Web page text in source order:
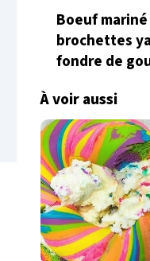
Boeuf
brochettes
fondre de
À voir aussi